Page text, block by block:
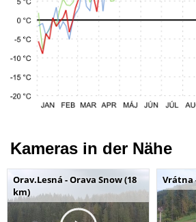
Kameras in der Nähe
Orav.Lesná - Orava Snow (18
km)
Vrátna